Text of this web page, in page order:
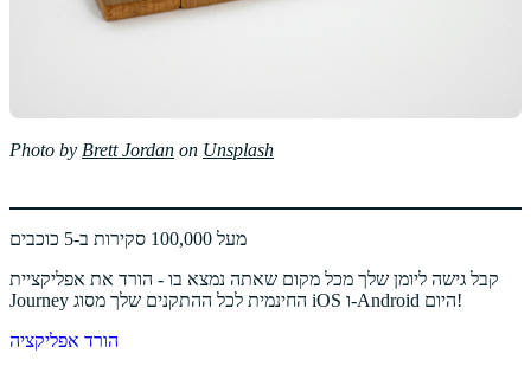
Photo by Brett Jordan on Unsplash
מעל 100,000 סקירות ב-5 כוכבים
קבל גישה ליומן שלך מכל מקום שאתה נמצא בו - הורד את אפליקציית
Journey החינמית לכל ההתקנים שלך מסוג iOS ו-Android היום!
הורד אפליקציה